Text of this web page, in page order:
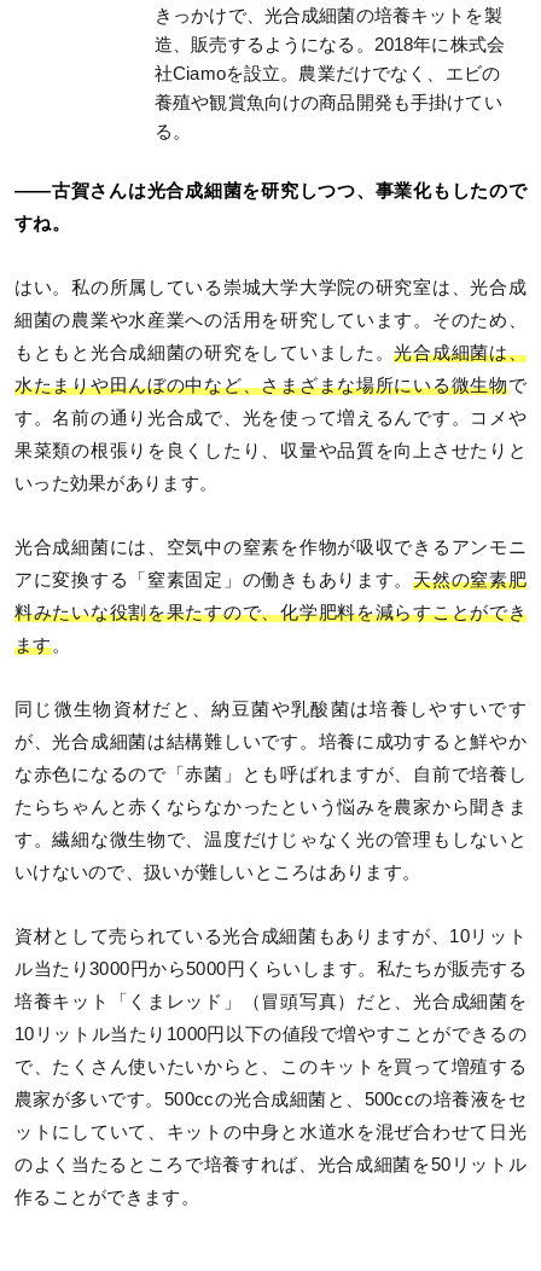
きっかけで、光合成細菌の培養キットを製
造、販売するようになる。2018年に株式会
社Ciamoを設立。農業だけでなく、エビの
養殖や観賞魚向けの商品開発も手掛けてい
る。
――古賀さんは光合成細菌を研究しつつ、事業化もしたので
すね。
はい。私の所属している崇城大学大学院の研究室は、光合成
細菌の農業や水産業への活用を研究しています。そのため、
もともと光合成細菌の研究をしていました。光合成細菌は、
水たまりや田んぼの中など、さまざまな場所にいる微生物で
す。名前の通り光合成で、光を使って増えるんです。コメや
果菜類の根張りを良くしたり、収量や品質を向上させたりと
いった効果があります。
光合成細菌には、空気中の窒素を作物が吸収できるアンモニ
アに変換する「窒素固定」の働きもあります。天然の窒素肥
料みたいな役割を果たすので、化学肥料を減らすことができ
ます。
同じ微生物資材だと、納豆菌や乳酸菌は培養しやすいです
が、光合成細菌は結構難しいです。培養に成功すると鮮やか
な赤色になるので「赤菌」とも呼ばれますが、自前で培養し
たらちゃんと赤くならなかったという悩みを農家から聞きま
す。繊細な微生物で、温度だけじゃなく光の管理もしないと
いけないので、扱いが難しいところはあります。
資材として売られている光合成細菌もありますが、10リット
ル当たり3000円から5000円くらいします。私たちが販売する
培養キット「くまレッド」（冒頭写真）だと、光合成細菌を
10リットル当たり1000円以下の値段で増やすことができるの
で、たくさん使いたいからと、このキットを買って増殖する
農家が多いです。500ccの光合成細菌と、500ccの培養液をセ
ットにしていて、キットの中身と水道水を混ぜ合わせて日光
のよく当たるところで培養すれば、光合成細菌を50リットル
作ることができます。